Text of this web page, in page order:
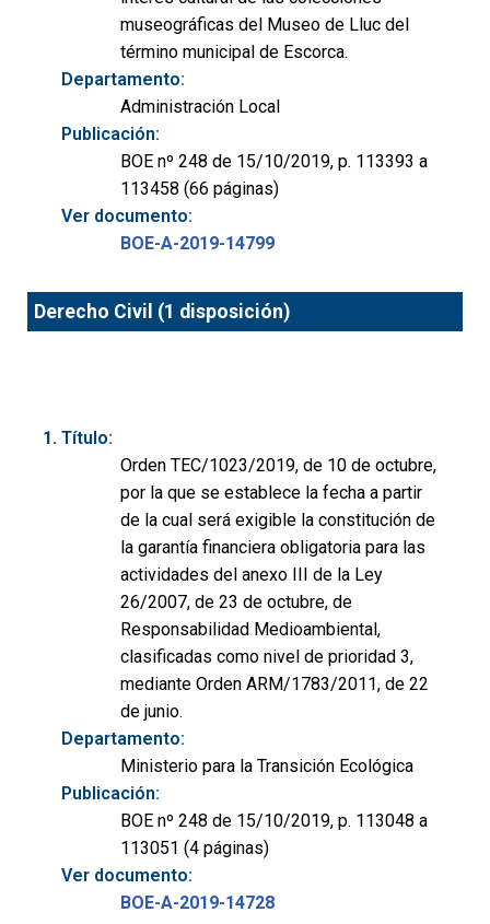
museográficas del Museo de Lluc del
término municipal de Escorca.
Departamento:
Administración Local
Publicación:
BOE nº 248 de 15/10/2019, p. 113393 a
113458 (66 páginas)
Ver documento:
BOE-A-2019-14799
Derecho Civil (1 disposición)
Título:
Orden TEC/1023/2019, de 10 de octubre,
por la que se establece la fecha a partir
de la cual será exigible la constitución de
la garantía financiera obligatoria para las
actividades del anexo III de la Ley
26/2007, de 23 de octubre, de
Responsabilidad Medioambiental,
clasificadas como nivel de prioridad 3,
mediante Orden ARM/1783/2011, de 22
de junio.
Departamento:
Ministerio para la Transición Ecológica
Publicación:
BOE nº 248 de 15/10/2019, p. 113048 a
113051 (4 páginas)
Ver documento:
BOE-A-2019-14728